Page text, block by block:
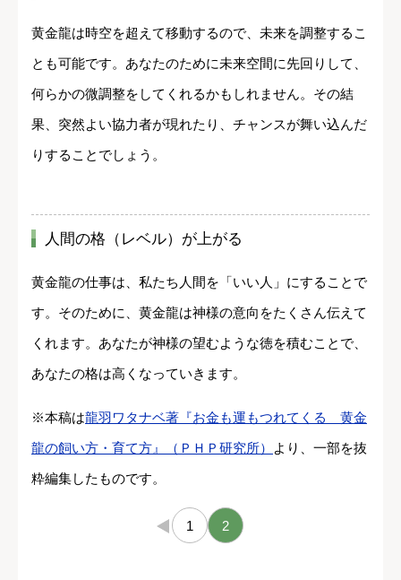
黄金龍は時空を超えて移動するので、未来を調整するこ
とも可能です。あなたのために未来空間に先回りして、
何らかの微調整をしてくれるかもしれません。その結
果、突然よい協力者が現れたり、チャンスが舞い込んだ
りすることでしょう。
人間の格（レベル）が上がる
黄金龍の仕事は、私たち人間を「いい人」にすることで
す。そのために、黄金龍は神様の意向をたくさん伝えて
くれます。あなたが神様の望むような徳を積むことで、
あなたの格は高くなっていきます。
※本稿は龍羽ワタナベ著『お金も運もつれてくる 黄金
龍の飼い方・育て方』（ＰＨＰ研究所）
より、一部を抜
粋編集したものです。
← 1 2